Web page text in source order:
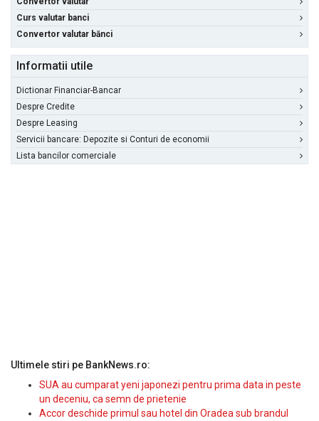
Curs valutar banci
Convertor valutar bănci
Informatii utile
Dictionar Financiar-Bancar
Despre Credite
Despre Leasing
Servicii bancare: Depozite si Conturi de economii
Lista bancilor comerciale
Ultimele stiri pe BankNews.ro:
SUA au cumparat yeni japonezi pentru prima data in peste
un deceniu, ca semn de prietenie
Accor deschide primul sau hotel din Oradea sub brandul